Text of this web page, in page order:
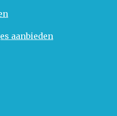
aanbieden